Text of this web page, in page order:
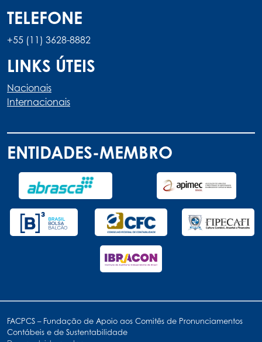
TELEFONE
+55 (11) 3628-8882
LINKS ÚTEIS
Nacionais
Internacionais
ENTIDADES-MEMBRO
FACPCS – Fundação de Apoio aos Comitês de Pronunciamentos
Contábeis e de Sustentabilidade